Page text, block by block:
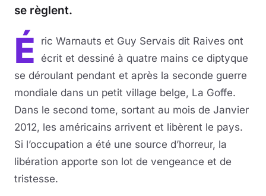
se règlent.
É
ric Warnauts et Guy Servais dit Raives ont
écrit et dessiné à quatre mains ce diptyque
se déroulant pendant et après la seconde guerre
mondiale dans un petit village belge, La Goffe.
Dans le second tome, sortant au mois de Janvier
2012, les américains arrivent et libèrent le pays.
Si l’occupation a été une source d’horreur, la
libération apporte son lot de vengeance et de
tristesse.